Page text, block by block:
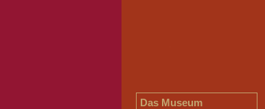
Das Museum